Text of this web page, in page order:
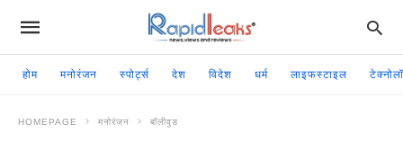
होम मनोरंजन स्पोर्ट्स देश विदेश धर्म लाइफस्टाइल
HOMEPAGE मनोरंजन बॉलीवुड